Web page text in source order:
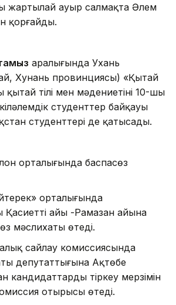
жартылай ауыр салмақта Әлем
қорғайды.
аралығында Ухань
Хунань провинциясы) «Қытай
қытай тілі мен мәдениетінің 10-шы
студенттер байқауы
студенттері де қатысады.
орталығында баспасөз
орталығында
Қасиетті айы -Рамазан айына
мәслихаты өтеді.
сайлау комиссиясында
депутаттығына Ақтөбе
кандидаттарды тіркеу мерзімін
отырысы өтеді.